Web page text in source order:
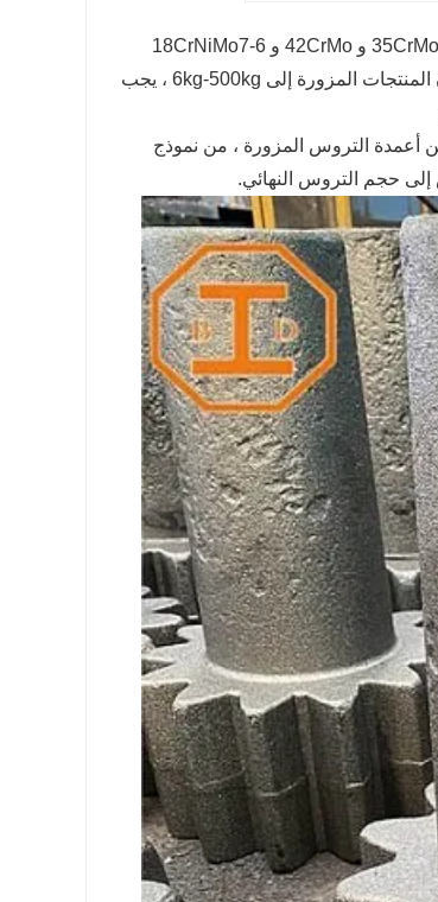
يمكن إجراء عمود تروس الإخراج ، وفقا لمتطلبات العملاء ، من 45 # و 40 cr و 30CrMo و 35CrMo و 42CrMo و 18CrNiMo7-6
وغيرها من المواد ، وفقا لوزن وحدات معدات التزوير المختلفة للتزوير ، يمكن أن يصل وزن المنتجات المزورة إلى 6kg-500kg ، يجب
التروس المزورة ، من نموذج
حجم التروس النهائي.